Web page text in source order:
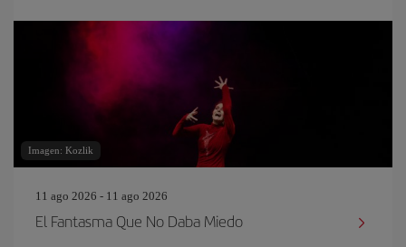
Imagen: Kozlik
11 ago 2026 - 11 ago 2026
El Fantasma Que No Daba Miedo